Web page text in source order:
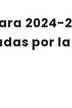
2024-
por